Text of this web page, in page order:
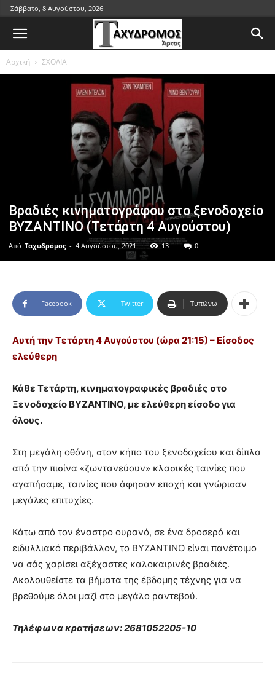
Σάββατο, 8 Αυγούστου, 2026
Αρχική ΣΧΟΛΙΑ
Βραδιές κινηματογράφου στο ξενοδοχείο
ΒΥΖΑΝΤΙΝΟ (Τετάρτη 4 Αυγούστου)
Από Ταχυδρόμος - 4 Αυγούστου, 2021 13 0
Facebook Twitter Τυπώνω
Αυτή την Τετάρτη 4 Αυγούστου (ώρα 21:15) – Είσοδος
ελεύθερη
Κάθε Τετάρτη, κινηματογραφικές βραδιές στο
Ξενοδοχείο ΒΥΖΑΝΤΙΝΟ, με ελεύθερη είσοδο για
όλους.
Στη μεγάλη οθόνη, στον κήπο του ξενοδοχείου και δίπλα
από την πισίνα «ζωντανεύουν» κλασικές ταινίες που
αγαπήσαμε, ταινίες που άφησαν εποχή και γνώρισαν
μεγάλες επιτυχίες.
Κάτω από τον έναστρο ουρανό, σε ένα δροσερό και
ειδυλλιακό περιβάλλον, το ΒΥΖΑΝΤΙΝΟ είναι πανέτοιμο
να σάς χαρίσει αξέχαστες καλοκαιρινές βραδιές.
Ακολουθείστε τα βήματα της έβδομης τέχνης για να
βρεθούμε όλοι μαζί στο μεγάλο ραντεβού.
Τηλέφωνα κρατήσεων: 2681052205-10